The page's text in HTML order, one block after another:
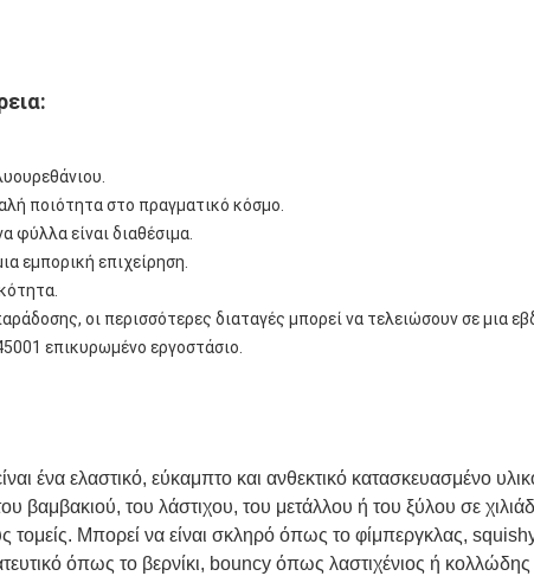
ποιότητα στο πραγματικό κόσμο.
φύλλα είναι διαθέσιμα.
εμπορική επιχείρηση.
οι περισσότερες διαταγές μπορεί να τελειώσουν σε μια
επικυρωμένο εργοστάσιο.
ένα ελαστικό, εύκαμπτο και ανθεκτικό κατασκευασμένο
βαμβακιού, του λάστιχου, του μετάλλου ή του ξύλου σε
τομείς. Μπορεί να είναι σκληρό όπως το φίμπεργκλας,
όπως το βερνίκι, bouncy όπως λαστιχένιος ή